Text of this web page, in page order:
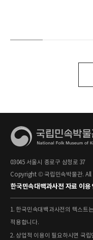
03045 서울시 종로구 삼청로 37
Copyright © 국립민속박물관. All
한국민속대백과사전 자료 이용
1. 한국민속대백과사전의 텍스트
적용합니다.
2. 상업적 이용이 필요하시면 국립